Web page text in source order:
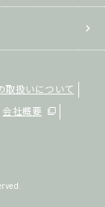
取扱いについて
会社概要